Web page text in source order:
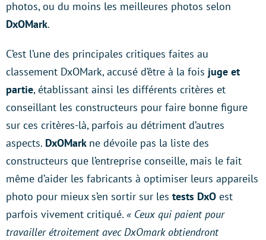
photos, ou du moins les meilleures photos selon
DxOMark.
C’est l’une des principales critiques faites au
classement DxOMark, accusé d’être à la fois juge et
partie, établissant ainsi les différents critères et
conseillant les constructeurs pour faire bonne figure
sur ces critères-là, parfois au détriment d’autres
aspects. DxOMark ne dévoile pas la liste des
constructeurs que l’entreprise conseille, mais le fait
même d’aider les fabricants à optimiser leurs appareils
photo pour mieux s’en sortir sur les tests DxO est
parfois vivement critiqué. « Ceux qui paient pour
travailler étroitement avec DxOmark obtiendront